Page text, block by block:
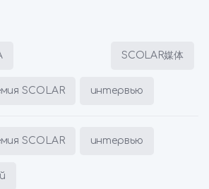
SCOLAR媒体
SCOLAR интервью
SCOLAR интервью